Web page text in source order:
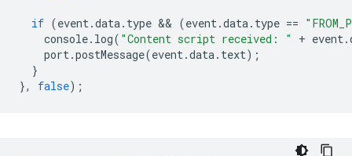
if (event.data. type && (event.data. type ==
console. log( "Content script received: " + event.
port.postMessage(event.data. text);
}
},
false);